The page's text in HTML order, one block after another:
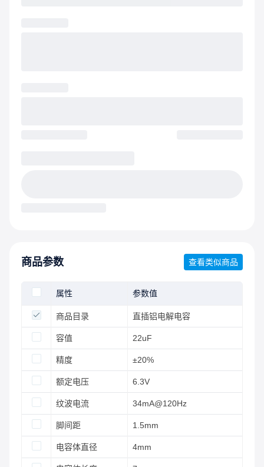
商品参数 查看类似商品
属性 参数值
商品目录 直插铝电解电容
容值 22uF
精度 ±20%
额定电压 6.3V
纹波电流 34mA@120Hz
脚间距 1.5mm
电容体直径 4mm